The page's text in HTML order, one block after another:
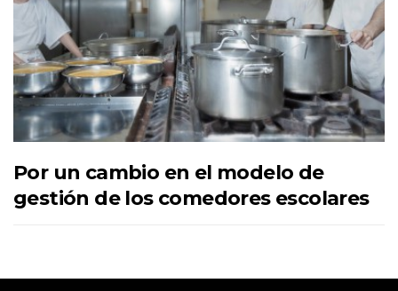
Por un cambio en el modelo de
gestión de los comedores escolares